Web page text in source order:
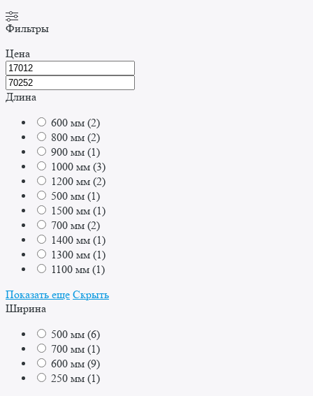
Фильтры
Цена
Длина
600 мм (2)
800 мм (2)
900 мм (1)
1000 мм (3)
1200 мм (2)
500 мм (1)
1500 мм (1)
700 мм (2)
1400 мм (1)
1300 мм (1)
1100 мм (1)
Показать еще Скрыть
Ширина
500 мм (6)
700 мм (1)
600 мм (9)
250 мм (1)